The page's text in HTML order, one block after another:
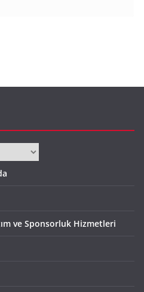
ve Sponsorluk Hizmetleri